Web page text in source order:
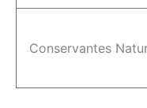
Conservantes